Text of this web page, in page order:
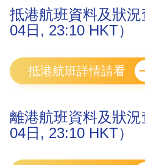
抵港航班資料及狀況
04日, 23:10 HKT）
抵港航班詳情請看
離港航班資料及狀況
04日, 23:10 HKT）